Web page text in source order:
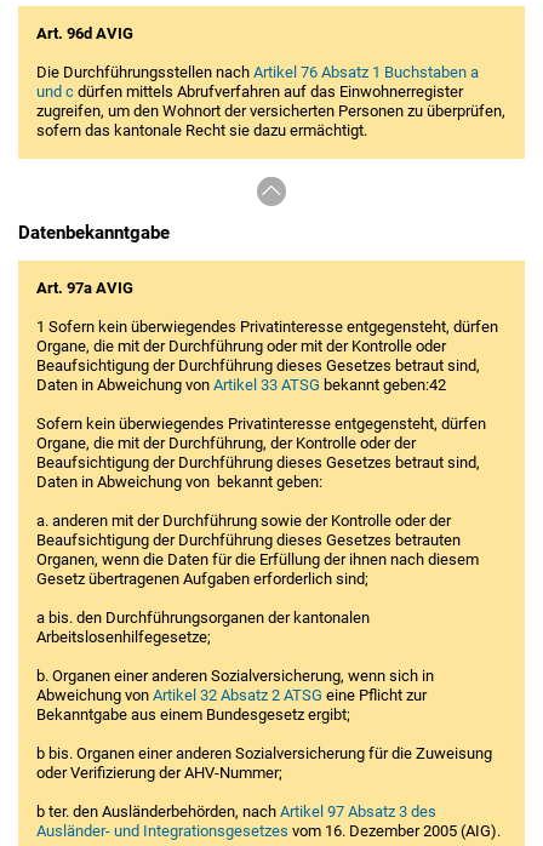
Art. 96d AVIG
Die Durchführungsstellen nach Artikel 76 Absatz 1 Buchstaben a
und c dürfen mittels Abrufverfahren auf das Einwohnerregister
zugreifen, um den Wohnort der versicherten Personen zu überprüfen,
sofern das kantonale Recht sie dazu ermächtigt.
Datenbekanntgabe
Art. 97a AVIG
1 Sofern kein überwiegendes Privatinteresse entgegensteht, dürfen
Organe, die mit der Durchführung oder mit der Kontrolle oder
Beaufsichtigung der Durchführung dieses Gesetzes betraut sind,
Daten in Abweichung von Artikel 33 ATSG bekannt geben:42
Sofern kein überwiegendes Privatinteresse entgegensteht, dürfen
Organe, die mit der Durchführung, der Kontrolle oder der
Beaufsichtigung der Durchführung dieses Gesetzes betraut sind,
Daten in Abweichung von bekannt geben:
a. anderen mit der Durchführung sowie der Kontrolle oder der
Beaufsichtigung der Durchführung dieses Gesetzes betrauten
Organen, wenn die Daten für die Erfüllung der ihnen nach diesem
Gesetz übertragenen Aufgaben erforderlich sind;
a bis. den Durchführungsorganen der kantonalen
Arbeitslosenhilfegesetze;
b. Organen einer anderen Sozialversicherung, wenn sich in
Abweichung von Artikel 32 Absatz 2 ATSG eine Pflicht zur
Bekanntgabe aus einem Bundesgesetz ergibt;
b bis. Organen einer anderen Sozialversicherung für die Zuweisung
oder Verifizie­rung der AHV-Nummer;
b ter. den Ausländerbehörden, nach Artikel 97 Absatz 3 des
Ausländer- und Integrationsgesetzes vom 16. Dezember 2005 (AIG).